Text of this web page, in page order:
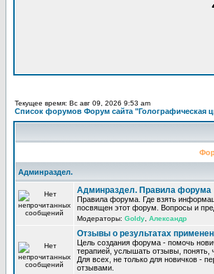
Текущее время: Вс авг 09, 2026 9:53 am
Список форумов Форум сайта "Голографическая
Админраздел.
Админраздел. Правила форума
Правила форума. Где взять
посвящен этот форум. Вопросы и
Модераторы: Goldy Александр
Отзывы о результатах
Цель создания форума - помочь
терапией, услышать отзывы,
Для всех, не только для новичков -
отзывами.